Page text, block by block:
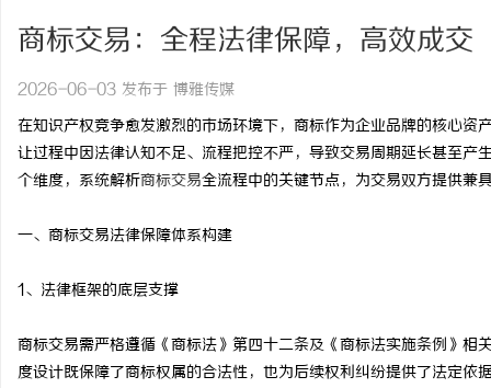
商标交易：全程法律保障，高效成交
2026-06-03 发布于 博雅传媒
在知识产权竞争愈发激烈的市场环境下，商标作为企业品牌的核心
让过程中因法律认知不足、流程把控不严，导致交易周期延长甚至
个维度，系统解析商标交易全流程中的关键节点，为交易双方提供兼
一、商标交易法律保障体系构建
1、法律框架的底层支撑
商标交易需严格遵循《商标法》第四十二条及《商标法实施条例》
度设计既保障了商标权属的合法性，也为后续权利纠纷提供了法定依